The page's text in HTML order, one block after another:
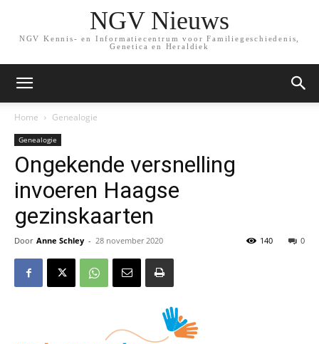
NGV Nieuws
NGV Kennis- en Informatiecentrum voor Familiegeschiedenis,
Genetica en Heraldiek
Home Genealogie
Genealogie
Ongekende versnelling
invoeren Haagse
gezinskaarten
Door Anne Schley - 28 november 2020 0
140